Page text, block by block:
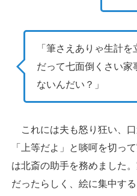
「筆さえありゃ生計
だって七面倒くさい家
ないんだい？」
これには夫も怒り狂い、口
「上等だよ」と啖呵を切っ
は北斎の助手を務めました
だったらしく、絵に集中す